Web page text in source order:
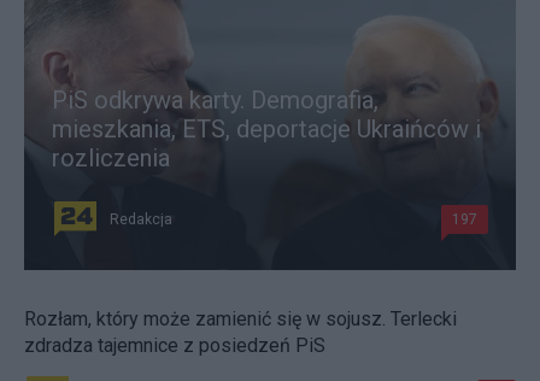
PiS odkrywa karty. Demografia,
mieszkania, ETS, deportacje Ukraińców i
rozliczenia
Redakcja 197
Rozłam, który może zamienić się w sojusz. Terlecki
zdradza tajemnice z posiedzeń PiS